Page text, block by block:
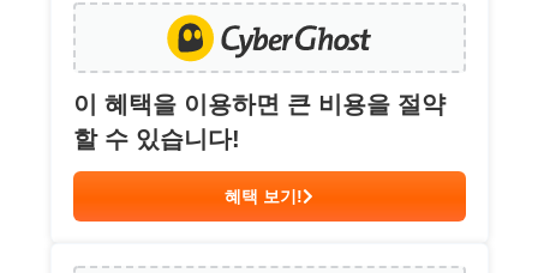
이 혜택을 이용하면 큰 비용을 절약
할 수 있습니다!
혜택 보기!